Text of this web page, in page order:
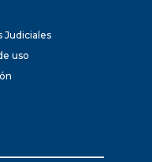
Judiciales
uso